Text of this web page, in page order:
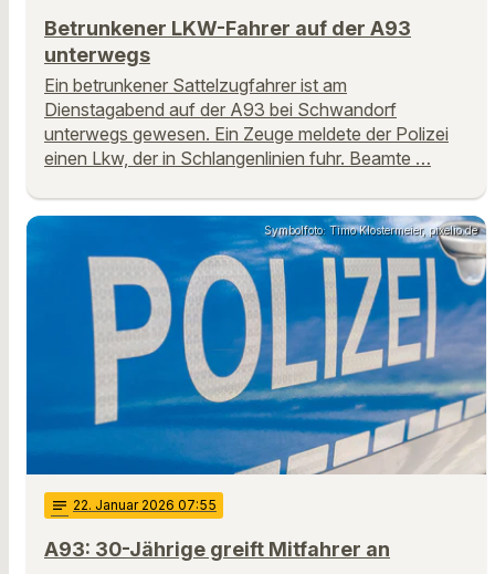
Betrunkener LKW-Fahrer auf der A93
unterwegs
Ein betrunkener Sattelzugfahrer ist am
Dienstagabend auf der A93 bei Schwandorf
unterwegs gewesen. Ein Zeuge meldete der Polizei
einen Lkw, der in Schlangenlinien fuhr. Beamte …
Symbolfoto: Timo Klostermeier, pixelio.de
notes 22. Januar 2026 07:55
A93: 30-Jährige greift Mitfahrer an